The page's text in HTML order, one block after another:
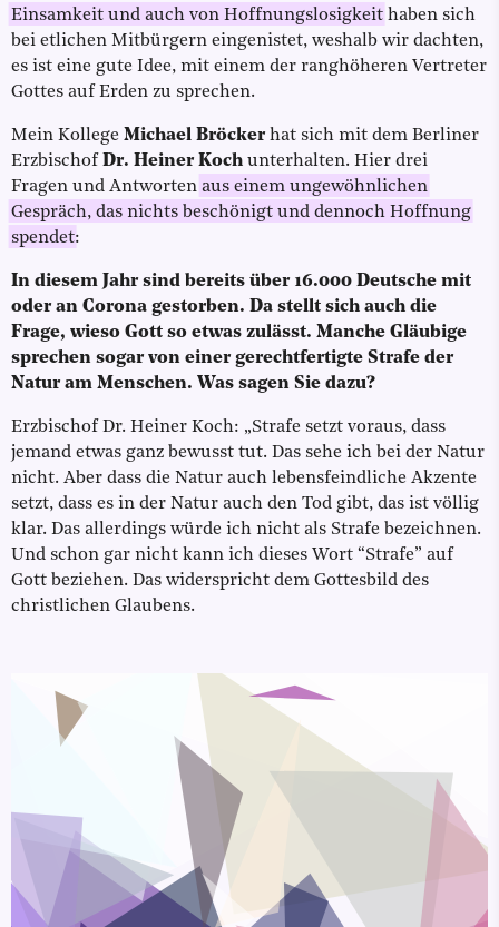
Einsamkeit und auch von Hoffnungslosigkeit haben sich
bei etlichen Mitbürgern eingenistet, weshalb wir dachten,
es ist eine gute Idee, mit einem der ranghöheren Vertreter
Gottes auf Erden zu sprechen.
Mein Kollege Michael Bröckerhat sich mit dem Berliner
Erzbischof Dr. Heiner Koch unterhalten. Hier drei
Fragen und Antworten aus einem ungewöhnlichen
Gespräch, das nichts beschönigt und dennoch Hoffnung
spendet:
In diesem Jahr sind bereits über 16.000 Deutsche mit
oder an Corona gestorben. Da stellt sich auch die
Frage, wieso Gott so etwas zulässt. Manche Gläubige
sprechen sogar von einer gerechtfertigte Strafe der
Natur am Menschen. Was sagen Sie dazu?
Erzbischof Dr. Heiner Koch: „Strafe setzt voraus, dass
jemand etwas ganz bewusst tut. Das sehe ich bei der Natur
nicht. Aber dass die Natur auch lebensfeindliche Akzente
setzt, dass es in der Natur auch den Tod gibt, das ist völlig
klar. Das allerdings würde ich nicht als Strafe bezeichnen.
Und schon gar nicht kann ich dieses Wort “Strafe” auf
Gott beziehen. Das widerspricht dem Gottesbild des
christlichen Glaubens.